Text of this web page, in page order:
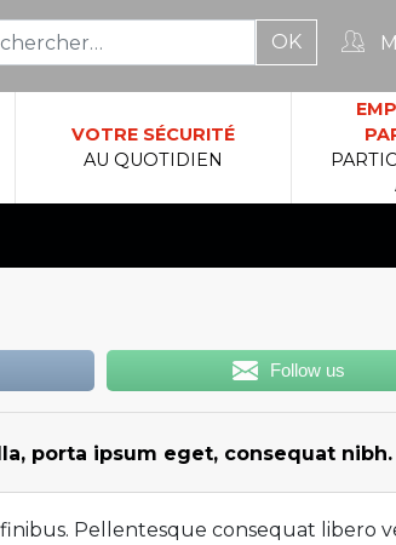
VOTRE SÉCURITÉ
AU QUOTIDIEN
Follow us
porta ipsum eget, consequat nibh.
Pellentesque consequat libero